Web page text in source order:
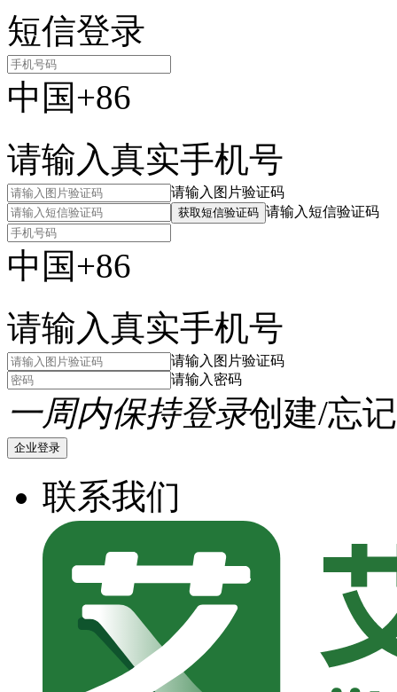
短信登录
中国+86
请输入真实手机号
请输入图片验证码
获取短信验证码 请输入短信验证码
中国+86
请输入真实手机号
请输入图片验证码
请输入密码
一周内保持登录创建/忘
企业登录
联系我们